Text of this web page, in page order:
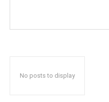
No posts to display